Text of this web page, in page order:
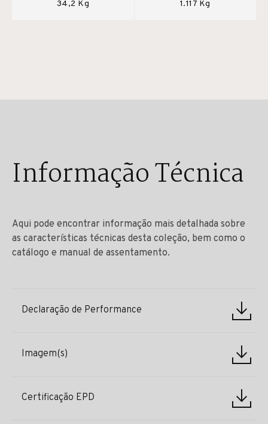
34,2 Kg 1.117 Kg
Informação Técnica
Aqui pode encontrar informação mais detalhada sobre
as características técnicas desta coleção, bem como o
catálogo e manual de assentamento.
Declaração de Performance
Imagem(s)
Certificação EPD